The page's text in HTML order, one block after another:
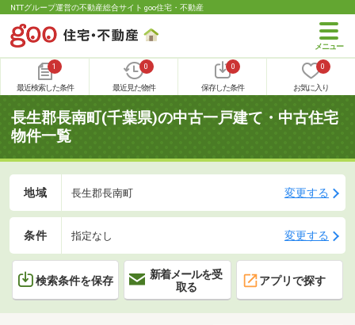
NTTグループ運営の不動産総合サイト goo住宅・不動産
1
最近検索した条件
0
最近見た物件
0
保存した条件
0
お気に入り
長生郡長南町(千葉県)の中古一戸建て・中古住宅
物件一覧
地域 長生郡長南町 変更する
条件 指定なし 変更する
検索条件を保存
新着メールを受
取る
アプリで探す